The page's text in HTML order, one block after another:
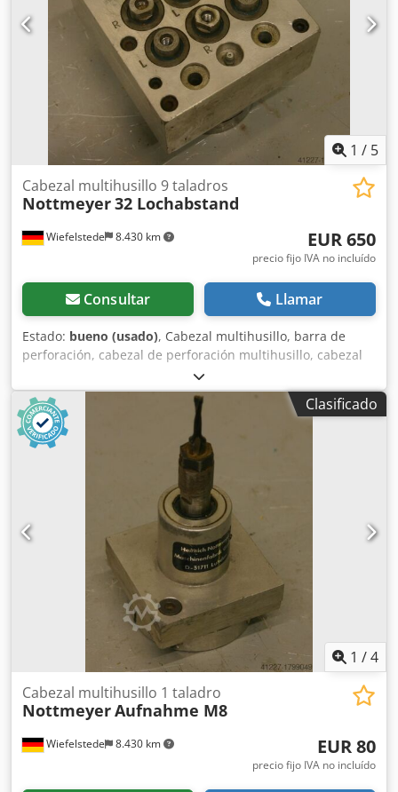
1 / 5
Wiefelstede 8.430 km
Cabezal multihusillo 9 taladros
Nottmeyer32 Lochabstand
EUR 650
precio fijo IVA no incluído
Consultar Llamar
Estado: bueno (usado), Cabezal multihusillo, barra de
perforación, cabezal de perforación multihusillo, cabezal
multihusillo articulado, taladradora en línea, cabezal de
perforación para ensambles, máquina taladradora para
ensambles, transmisión de perforación Chodpfx Alsb A R
Rhsfsa -Cantidad: máx. 9 brocas -Portabrocas: M8 -Giro a
derecha/izquierda: alternado -Distancia entre brocas: 32
mm -Dimensiones: 140/125/A120 mm -Peso: 4 kg
Clasificado
1 /4
Wiefelstede 8.430 km
Cabezal multihusillo 1 taladro
NottmeyerAufnahme M8
EUR 80
precio fijo IVA no incluído